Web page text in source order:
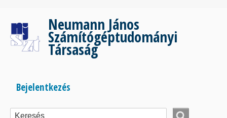
tartalomra
Neumann János
Számítógéptudományi
Társaság
Bejelentkezés
menüje
Bejelentkezés